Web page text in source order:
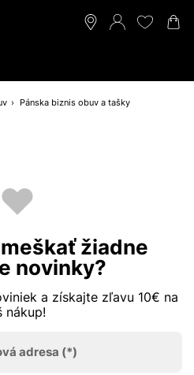
Pánska biznis obuv a tašky
žiadne
novinky?
a získajte zľavu 10€ na
nákup!
adresa (*)